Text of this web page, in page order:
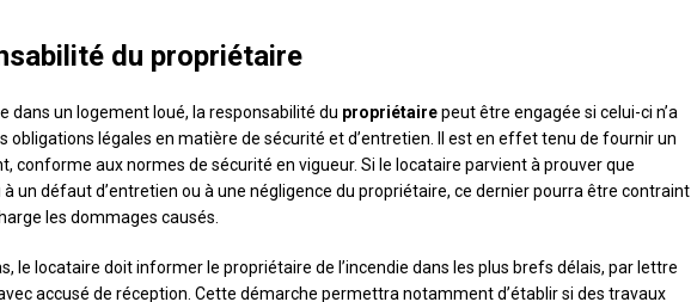
du propriétaire
dans un logement loué, la responsabilité du propriétairepeut être engagée si celui-ci n’a
obligations légales en matière de sécurité et d’entretien. Il est en effet tenu de fournir un
conforme aux normes de sécurité en vigueur. Si le locataire parvient à prouver que
à un défaut d’entretien ou à une négligence du propriétaire, ce dernier pourra être contraint
les dommages causés.
le locataire doit informer le propriétaire de l’incendie dans les plus brefs délais, par lettre
accusé de réception. Cette démarche permettra notamment d’établir si des travaux